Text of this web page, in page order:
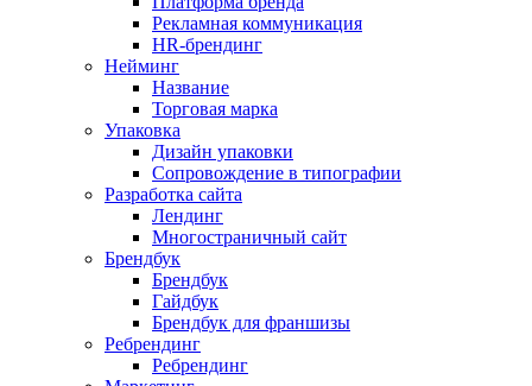
Рекламная коммуникация
HR-брендинг
Нейминг
Название
Торговая марка
Упаковка
Дизайн упаковки
Сопровождение в типографии
Разработка сайта
Лендинг
Многостраничный сайт
Брендбук
Брендбук
Гайдбук
Брендбук для франшизы
Ребрендинг
Ребрендинг